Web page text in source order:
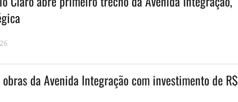
da Avenida Integração com investimento de R$